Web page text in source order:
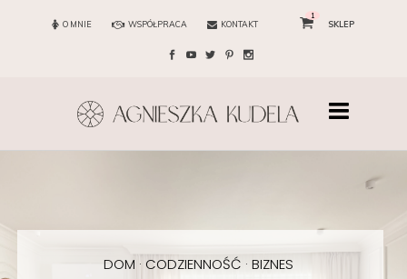
O MNIE WSPÓŁPRACA KONTAKT
1
SKLEP
DOM · CODZIENNOŚĆ · BIZNES